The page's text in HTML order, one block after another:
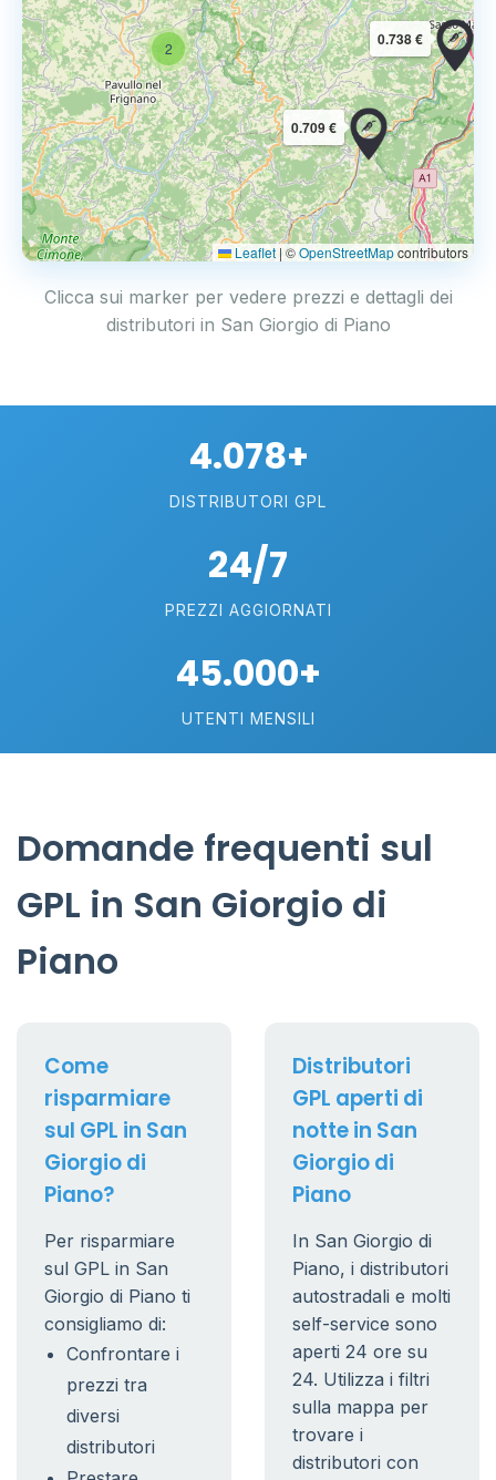
2
0.709 €
0.738 €
Leaflet | ©OpenStreetMapcontributors
Clicca sui marker per vedere prezzi e dettagli dei
distributori in San Giorgio di Piano
4.078+
DISTRIBUTORI GPL
24/7
PREZZI AGGIORNATI
45.000+
UTENTI MENSILI
Domande frequenti sul
GPL in San Giorgio di
Piano
Come
risparmiare
sul GPL in San
Giorgio di
Piano?
Per risparmiare
sul GPL in San
Giorgio di Piano ti
consigliamo di:
Confrontare i
prezzi tra
diversi
distributori
Distributori
GPL aperti di
notte in San
Giorgio di
Piano
In San Giorgio di
Piano, i distributori
autostradali e molti
self-service sono
aperti 24 ore su
24. Utilizza i filtri
sulla mappa per
trovare i
distributori con